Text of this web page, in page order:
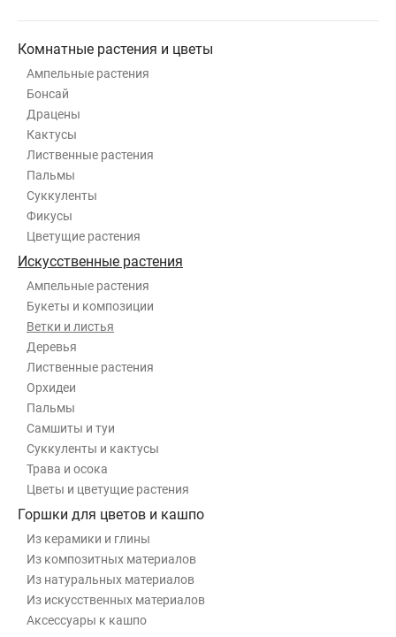
Комнатные растения и цветы
Ампельные растения
Бонсай
Драцены
Кактусы
Лиственные растения
Пальмы
Суккуленты
Фикусы
Цветущие растения
Искусственные растения
Ампельные растения
Букеты и композиции
Ветки и листья
Деревья
Лиственные растения
Орхидеи
Пальмы
Самшиты и туи
Суккуленты и кактусы
Трава и осока
Цветы и цветущие растения
Горшки для цветов и кашпо
Из керамики и глины
Из композитных материалов
Из натуральных материалов
Из искусственных материалов
Аксессуары к кашпо